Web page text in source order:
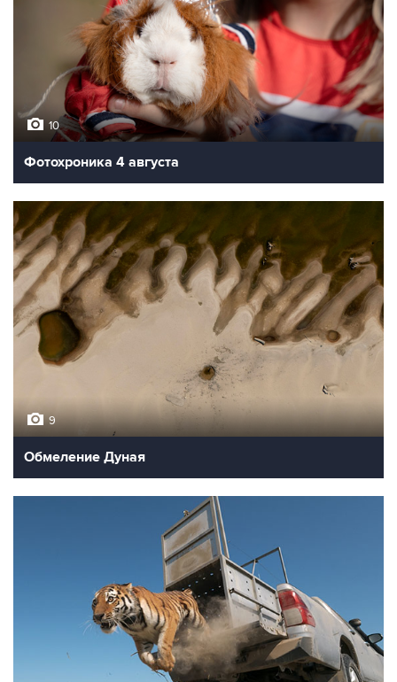
10
Фотохроника 4 августа
9
Обмеление Дуная